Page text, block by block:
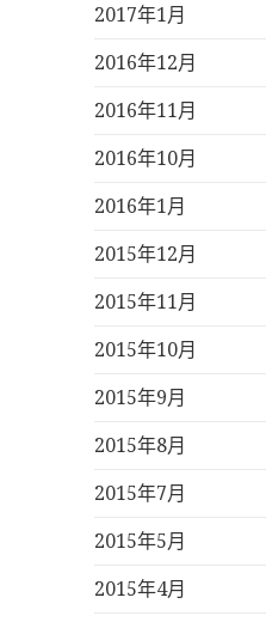
2017年1月
2016年12月
2016年11月
2016年10月
2016年1月
2015年12月
2015年11月
2015年10月
2015年9月
2015年8月
2015年7月
2015年5月
2015年4月